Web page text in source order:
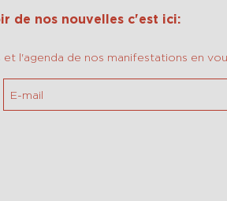
de nos nouvelles c'est ici:
l'agenda de nos manifestations en